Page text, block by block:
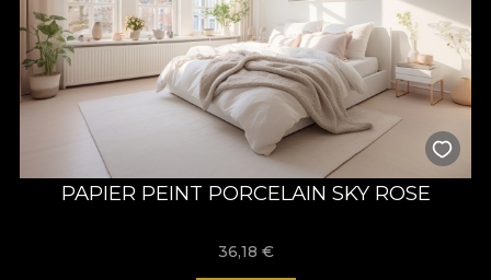
PAPIER PEINT PORCELAIN SKY ROSE
36,18 €